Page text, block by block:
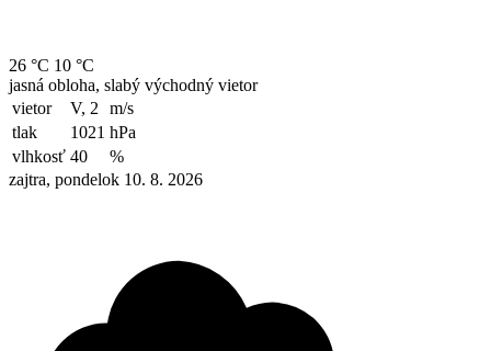
26 °C 10 °C
jasná obloha, slabý východný vietor
vietor
V, 2
m/s
tlak
1021 hPa
vlhkosť 40
%
zajtra, pondelok 10. 8. 2026